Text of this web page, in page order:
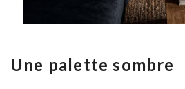
Une palette sombre